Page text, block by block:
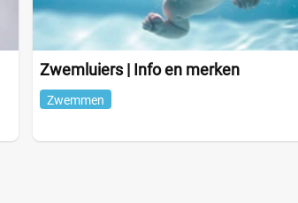
Zwemluiers | Info en merken
Zwemmen